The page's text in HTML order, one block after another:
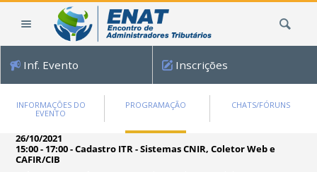
Inf. Evento Inscrições
INFORMAÇÕES DO
EVENTO
PROGRAMAÇÃO CHATS/FÓRUNS
26/10/2021
15:00 - 17:00-Cadastro ITR - Sistemas CNIR, Coletor Web e
CAFIR/CIB